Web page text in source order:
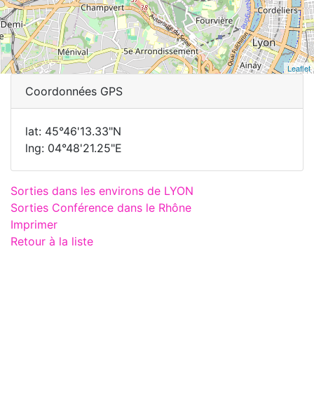
Leaflet
Coordonnées GPS
lat: 45°46'13.33"N
lng: 04°48'21.25"E
Sorties dans les environs de LYON
Sorties Conférence dans le Rhône
Imprimer
Retour à la liste